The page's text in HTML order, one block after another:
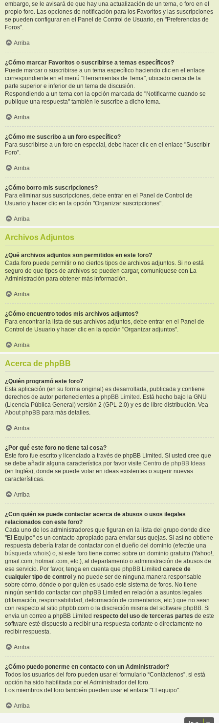
embargo, se le avisará de que hay una actualización de un tema, o foro en el
propio foro. Las opciones de notificación para los Favoritos y las suscripciones
se pueden configurar en el Panel de Control de Usuario, en "Preferencias de
Foros".
Arriba
¿Cómo marcar Favoritos o suscribirse a temas específicos?
Puede marcar o suscribirse a un tema específico haciendo clic en el enlace
correspondiente en el menú "Herramientas de Tema", ubicado cerca de la
parte superior e inferior de un tema de discusión.
Respondiendo a un tema con la opción marcada de "Notificarme cuando se
publique una respuesta" también le suscribe a dicho tema.
Arriba
¿Cómo me suscribo a un foro específico?
Para suscribirse a un foro en especial, debe hacer clic en el enlace "Suscribir
Foro".
Arriba
¿Cómo borro mis suscripciones?
Para eliminar sus suscripciones, debe entrar en el Panel de Control de
Usuario y hacer clic en la opción "Organizar suscripciones".
Arriba
Archivos Adjuntos
¿Qué archivos adjuntos son permitidos en este foro?
Cada foro puede permitir o no ciertos tipos de archivos adjuntos. Si no está
seguro de que tipos de archivos se pueden cargar, comuníquese con La
Administración para obtener más información.
Arriba
¿Cómo encuentro todos mis archivos adjuntos?
Para encontrar la lista de sus archivos adjuntos, debe entrar en el Panel de
Control de Usuario y hacer clic en la opción "Organizar adjuntos".
Arriba
Acerca de phpBB
¿Quién programó este foro?
Esta aplicación (en su forma original) es desarrollada, publicada y contiene
derechos de autor pertenecientes a phpBB Limited . Está hecho bajo la GNU
(Licencia Pública General) versión 2 (GPL-2.0) y es de libre distribución. Vea
About phpBB para más detalles.
Arriba
¿Por qué este foro no tiene tal cosa?
Este foro fue escrito y licenciado a través de phpBB Limited. Si usted cree que
se debe añadir alguna característica por favor visite Centro de phpBB Ideas
(en Inglés), donde se puede votar en ideas existentes o sugerir nuevas
características.
Arriba
¿Con quién se puede contactar acerca de abusos o usos ilegales
relacionados con este foro?
Cada uno de los administradores que figuran en la lista del grupo donde dice
"El Equipo" es un contacto apropiado para enviar sus quejas. Si así no obtiene
respuesta debería tratar de contactar con el dueño del dominio (efectúe una
búsqueda whois) o, si este foro tiene correo sobre un dominio gratuito (Yahoo!,
gmail.com, hotmail.com, etc.), al departamento o administración de abusos de
ese servicio. Por favor, tenga en cuenta que phpBB Limited carece de
cualquier tipo de control y no puede ser de ninguna manera responsable
sobre cómo, dónde o por quién es usado este sistema de foros. No tiene
ningún sentido contactar con phpBB Limited en relación a asuntos legales
(difamación, responsabilidad, deformación de comentarios, etc.) que no sean
con respecto al sitio phpbb.com o la discreción misma del software phpBB. Si
envia un correo a phpBB Limited respecto del uso de terceras partes de este
software esté dispuesto a recibir una respuesta cortante o directamente no
recibir respuesta.
Arriba
¿Cómo puedo ponerme en contacto con un Administrador?
Todos los usuarios del foro pueden usar el formulario “Contáctenos”, si está
opción ha sido habilitada por el Administrador del foro.
Los miembros del foro también pueden usar el enlace "El equipo".
Arriba